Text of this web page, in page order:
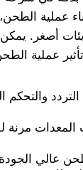
عملية
أصغر. يمكن
عملية
والتحكم
مرنة
عالي